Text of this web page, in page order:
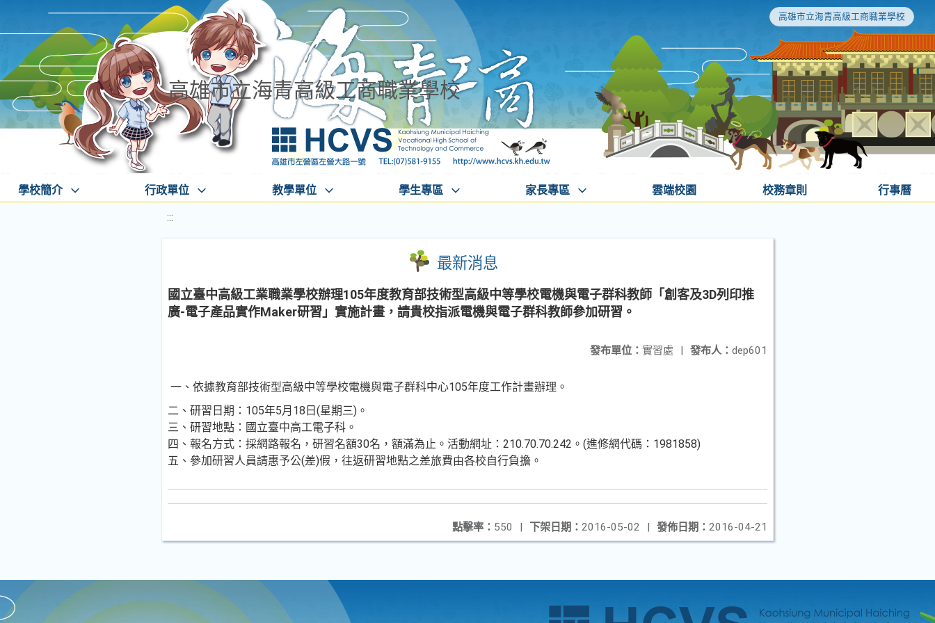
高雄市立海青高級工商職業學校
高雄市立海青高級工商職業學校
學校簡介 行政單位 教學單位 學生專區 家長專區 雲端校園 校務章則 行事曆
:::
最新消息
國立臺中高級工業職業學校辦理105年度教育部技術型高級中等學校電機與電子群科教師「創客及3D列印推
廣-電子產品實作Maker研習」實施計畫，請貴校指派電機與電子群科教師參加研習。
發布人： dep601
發布單位： 實習處 |
一、依據教育部技術型高級中等學校電機與電子群科中心105年度工作計畫辦理。
二、研習日期：105年5月18日(星期三)。
三、研習地點：國立臺中高工電子科。
四、報名方式：採網路報名，研習名額30名，額滿為止。活動網址：210.70.70.242。(進修網代碼：1981858)
五、參加研習人員請惠予公(差)假，往返研習地點之差旅費由各校自行負擔。
發佈日期： 2016-04-21
下架日期： 2016-05-02 |
點擊率： 550 |